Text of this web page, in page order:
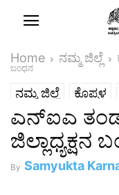
Home ನಮ್ಮ ಜಿಲ್ಲೆ
ಬಂಧನ
ನಮ್ಮ ಜಿಲ್ಲೆ ಕೊಪ್ಪಳ
ಎನ್‌ಐಎ
ಜಿಲ್ಲಾಧ್ಯಕ್ಷನ
By Samyukta